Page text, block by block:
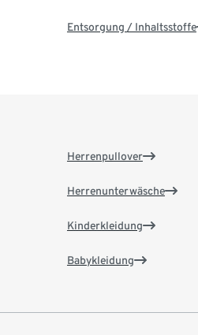
Entsorgung / Inhaltsstoffe
Herrenpullover
Herrenunterwäsche
Kinderkleidung
Babykleidung